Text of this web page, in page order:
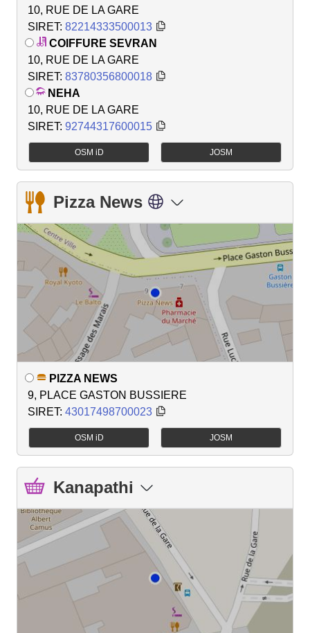
10, RUE DE LA GARE
SIRET: 82214333500013
COIFFURE SEVRAN
10, RUE DE LA GARE
SIRET: 83780356800018
NEHA
10, RUE DE LA GARE
SIRET: 92744317600015
OSM iD JOSM
Pizza News
PIZZA NEWS
9, PLACE GASTON BUSSIERE
SIRET: 43017498700023
OSM iD JOSM
Kanapathi